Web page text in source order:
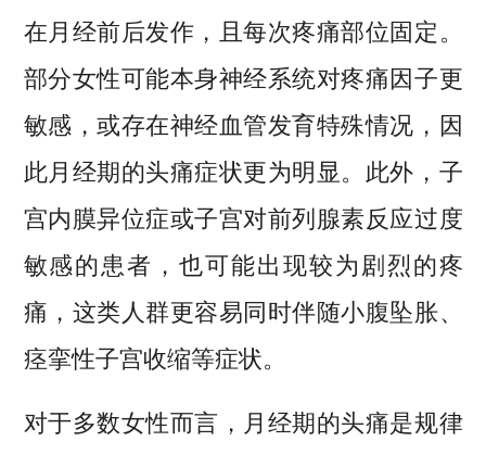
在月经前后发作，且每次疼痛部位固定。
部分女性可能本身神经系统对疼痛因子更
敏感，或存在神经血管发育特殊情况，因
此月经期的头痛症状更为明显。此外，子
宫内膜异位症或子宫对前列腺素反应过度
敏感的患者，也可能出现较为剧烈的疼
痛，这类人群更容易同时伴随小腹坠胀、
痉挛性子宫收缩等症状。
对于多数女性而言，月经期的头痛是规律